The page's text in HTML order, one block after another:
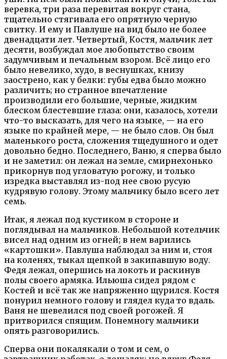
веревка, три раза перевитая вокруг стана,
тщательно стягивала его опрятную черную
свитку. И ему и Павлуше на вид было не более
двенадцати лет. Четвертый, Костя, мальчик лет
десяти, возбуждал мое любопытство своим
задумчивым и печальным взором. Всё лицо его
было невелико, худо, в веснушках, книзу
заострено, как у белки: губы едва было можно
различить; но странное впечатление
производили его большие, черные, жидким
блеском блестевшие глаза: они, казалось, хотели
что-то высказать, для чего на языке, — на его
языке по крайней мере, — не было слов. Он был
маленького роста, сложения тщедушного и одет
довольно бедно. Последнего, Ваню, я сперва было
и не заметил: он лежал на земле, смирнехонько
прикорнув под угловатую рогожу, и только
изредка выставлял из-под нее свою русую
кудрявую голову. Этому мальчику было всего лет
семь.
Итак, я лежал под кустиком в стороне и
поглядывал на мальчиков. Небольшой котельчик
висел над одним из огней; в нем варились
«картошки». Павлуша наблюдал за ним и, стоя
на коленях, тыкал щепкой в закипавшую воду.
Федя лежал, опершись на локоть и раскинув
полы своего армяка. Ильюша сидел рядом с
Костей и всё так же напряженно щурился. Костя
понурил немного голову и глядел куда то вдаль.
Ваня не шевелился под своей рогожей. Я
притворился спящим. Понемногу мальчики
опять разговорились.
Сперва они покалякали о том и сем, о